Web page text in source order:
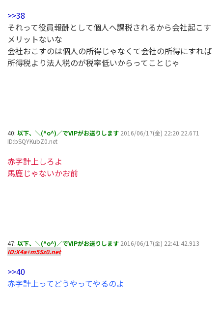
>>38
それって役員報酬として個人へ課税されるから会社起こす
メリットないな
会社おこすのは個人の所得じゃなくて会社の所得にすれば
所得税より法人税のが税率低いからってことじゃ
40: 以下、＼(^o^)／でVIPがお送りします 2016/06/17(金) 22:20:22.671
ID:bSQYKubZ0.net
赤字計上しろよ
馬鹿じゃないかお前
47: 以下、＼(^o^)／でVIPがお送りします 2016/06/17(金) 22:41:42.913
ID:X4a+m5Sz0.net
>>40
赤字計上ってどうやってやるのよ